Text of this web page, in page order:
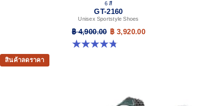
6 สี
GT-2160
Unisex Sportstyle Shoes
฿ 4,900.00 ฿ 3,920.00
4.8 จาก 5 ดาว 457 รีวิว
สินค้าลดราคา